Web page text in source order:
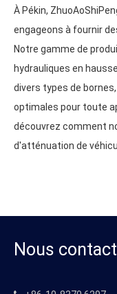
À Pékin,
engageons à fournir
Notre gamme de
hydrauliques en
divers types de
optimales pour toute
découvrez comment
d'atténuation de
Nous